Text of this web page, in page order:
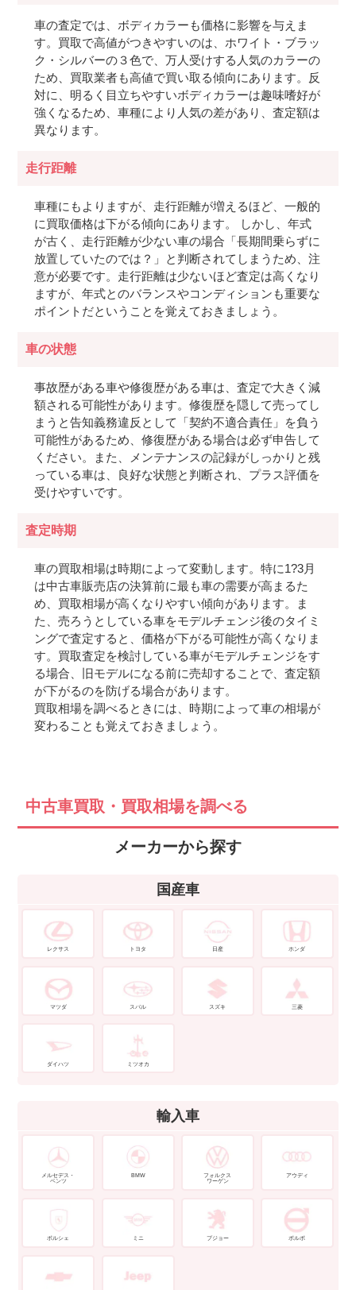
車の査定では、ボディカラーも価格に影響を与えま
す。買取で高値がつきやすいのは、ホワイト・ブラッ
ク・シルバーの３色で、万人受けする人気のカラーの
ため、買取業者も高値で買い取る傾向にあります。反
対に、明るく目立ちやすいボディカラーは趣味嗜好が
強くなるため、車種により人気の差があり、査定額は
異なります。
走行距離
車種にもよりますが、走行距離が増えるほど、一般的
に買取価格は下がる傾向にあります。 しかし、年式
が古く、走行距離が少ない車の場合「長期間乗らずに
放置していたのでは？」と判断されてしまうため、注
意が必要です。走行距離は少ないほど査定は高くなり
ますが、年式とのバランスやコンディションも重要な
ポイントだということを覚えておきましょう。
車の状態
事故歴がある車や修復歴がある車は、査定で大きく減
額される可能性があります。修復歴を隠して売ってし
まうと告知義務違反として「契約不適合責任」を負う
可能性があるため、修復歴がある場合は必ず申告して
ください。また、メンテナンスの記録がしっかりと残
っている車は、良好な状態と判断され、プラス評価を
受けやすいです。
査定時期
車の買取相場は時期によって変動します。特に1?3月
は中古車販売店の決算前に最も車の需要が高まるた
め、買取相場が高くなりやすい傾向があります。ま
た、売ろうとしている車をモデルチェンジ後のタイミ
ングで査定すると、価格が下がる可能性が高くなりま
す。買取査定を検討している車がモデルチェンジをす
る場合、旧モデルになる前に売却することで、査定額
が下がるのを防げる場合があります。
買取相場を調べるときには、時期によって車の相場が
変わることも覚えておきましょう。
中古車買取・買取相場を調べる
メーカーから探す
国産車
レクサス トヨタ 日産 ホンダ
マツダ スバル スズキ 三菱
ダイハツ ミツオカ
輸入車
メルセデス・
ベンツ
BMW
フォルクス
ワーゲン
アウディ
ポルシェ ミニ プジョー ボルボ